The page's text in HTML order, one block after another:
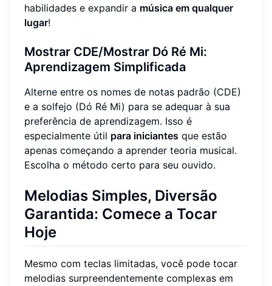
habilidades e expandir a música em qualquer
lugar!
Mostrar CDE/Mostrar Dó Ré Mi:
Aprendizagem Simplificada
Alterne entre os nomes de notas padrão (CDE)
e a solfejo (Dó Ré Mi) para se adequar à sua
preferência de aprendizagem. Isso é
especialmente útil para iniciantes que estão
apenas começando a aprender teoria musical.
Escolha o método certo para seu ouvido.
Melodias Simples, Diversão
Garantida: Comece a Tocar
Hoje
Mesmo com teclas limitadas, você pode tocar
melodias surpreendentemente complexas em